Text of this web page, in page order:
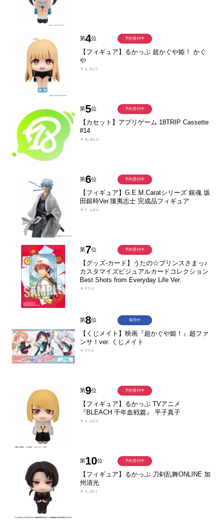
第4位
【フィギュア】るかっぷ 超かぐや姫！ かぐ
や
￥3,927
予約受付中
第5位
【カセット】アプリゲーム 18TRIP Cassette
#14
￥8,800
予約受付中
第6位
【フィギュア】G.E.M.Caratシリーズ 銀魂 坂
田銀時Ver.攘夷志士 完成品フィギュア
￥7,480
予約受付中
第7位
【グッズ-カード】うたの☆プリンスさまっ♪
カスタマイズビジュアルカードコレクション
Best Shots from Everyday Life Ver.
￥770
予約受付中
第8位
【くじメイト】映画『超かぐや姫！』超ファ
ンサ！ver. くじメイト
￥770
発売中
第9位
【フィギュア】るかっぷ TVアニメ
『BLEACH 千年血戦篇』 平子真子
￥4,020
予約受付中
第10位
【フィギュア】るかっぷ 刀剣乱舞ONLINE 加
州清光
￥4,301
予約受付中